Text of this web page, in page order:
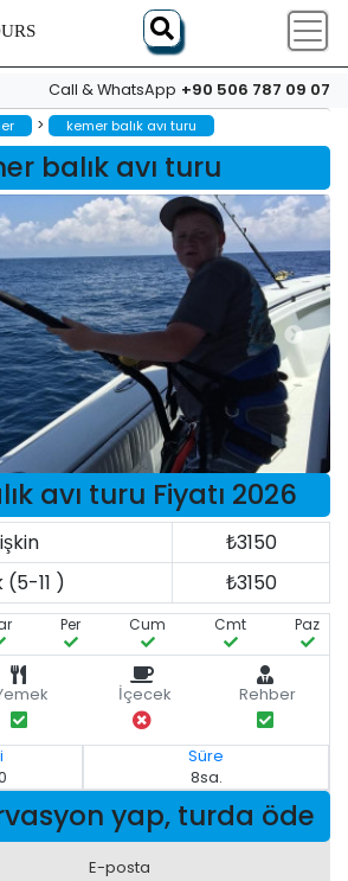
Call & WhatsApp +90 506 787 09 07
> kemer balık avı turu
balık avı turu
avı turu Fiyatı 2026
₺3150
11 )
₺3150
Per Cum Cmt Paz
İçecek Rehber
Süre
8sa.
yap, turda öde
E-posta